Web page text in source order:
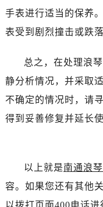
手表进行适当的保养
表受到剧烈撞击或跌落
总之，在处理浪
静分析情况，并采取
不确定的情况时，请
得到妥善修复并延长使
以上就是南通浪
容。如果您还有其他
以拨打页面400电话进